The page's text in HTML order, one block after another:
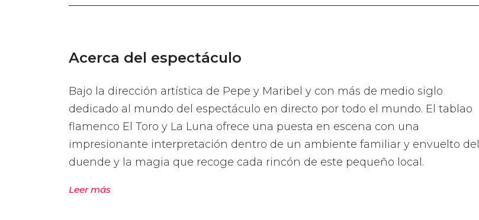
Acerca del espectáculo
Bajo la dirección artística de Pepe y Maribel y con más de medio siglo
dedicado al mundo del espectáculo en directo por todo el mundo. El tablao
flamenco El Toro y La Luna ofrece una puesta en escena con una
impresionante interpretación dentro de un ambiente familiar y envuelto del
duende y la magia que recoge cada rincón de este pequeño local.
Leer más